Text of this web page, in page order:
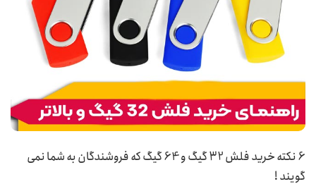
6 نکته خرید فلش 32 گیگ و 64 گیگ که فروشندگان به شما نمی
گویند !